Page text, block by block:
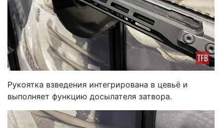
Рукоятка взведения интегрирована в цевьё и
выполняет функцию досылателя затвора.